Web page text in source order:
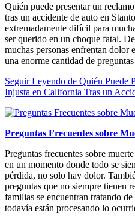
Quién puede presentar un
tras un accidente de auto en
extremadamente difícil para
ser querido en un choque fatal.
muchas personas enfrentan dolor
una enorme cantidad de
Seguir Leyendo de Quién Puede
Injusta en California Tras un
Preguntas Frecuentes sobre
Preguntas frecuentes sobre
en un momento donde todo se
pérdida, no solo hay dolor.
preguntas que no siempre tienen
familias se encuentran tratando
todavía están procesando lo